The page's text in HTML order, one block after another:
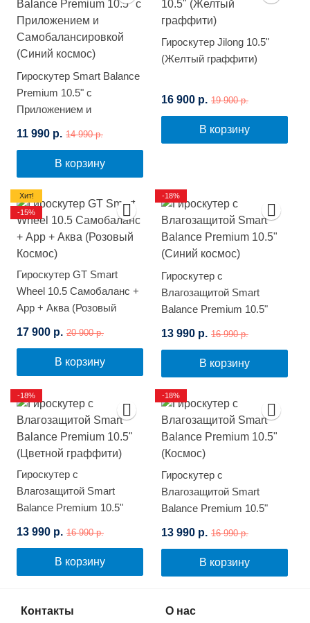
Гироскутер Smart Balance
Premium 10.5" с
Приложением и
(Синий космос)
11 990 р. 14 990 р.
В корзину
Гироскутер Jilong 10.5"
(Желтый граффити)
16 900 р. 19 900 р.
В корзину
Гироскутер GT Smart
Wheel 10.5 Самобаланс +
App + Аква (Розовый
17 900 р. 20 900 р.
В корзину
Хит!
-15%
Гироскутер с
Влагозащитой Smart
Balance Premium 10.5"
13 990 р. 16 990 р.
В корзину
-18%
Гироскутер с
Влагозащитой Smart
Balance Premium 10.5"
13 990 р. 16 990 р.
В корзину
-18%
Гироскутер с
Влагозащитой Smart
Balance Premium 10.5"
13 990 р. 16 990 р.
В корзину
-18%
Контакты О нас